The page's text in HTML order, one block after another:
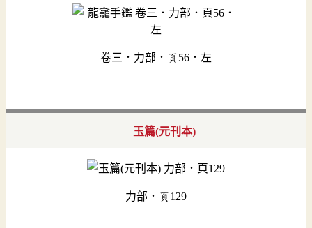
卷三．力部．頁56．左
玉篇(元刊本)
力部．頁129